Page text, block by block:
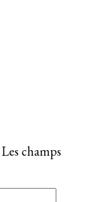
Les champs